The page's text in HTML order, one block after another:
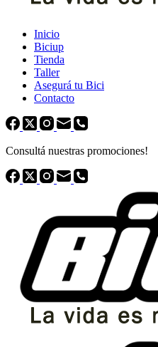
Inicio
Biciup
Tienda
Taller
Asegurá tu Bici
Contacto
Consultá nuestras promociones!